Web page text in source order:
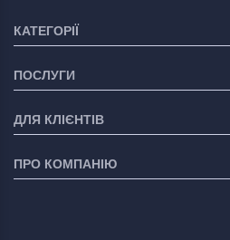
КАТЕГОРІЇ
ПОСЛУГИ
ДЛЯ КЛІЄНТІВ
ПРО КОМПАНІЮ